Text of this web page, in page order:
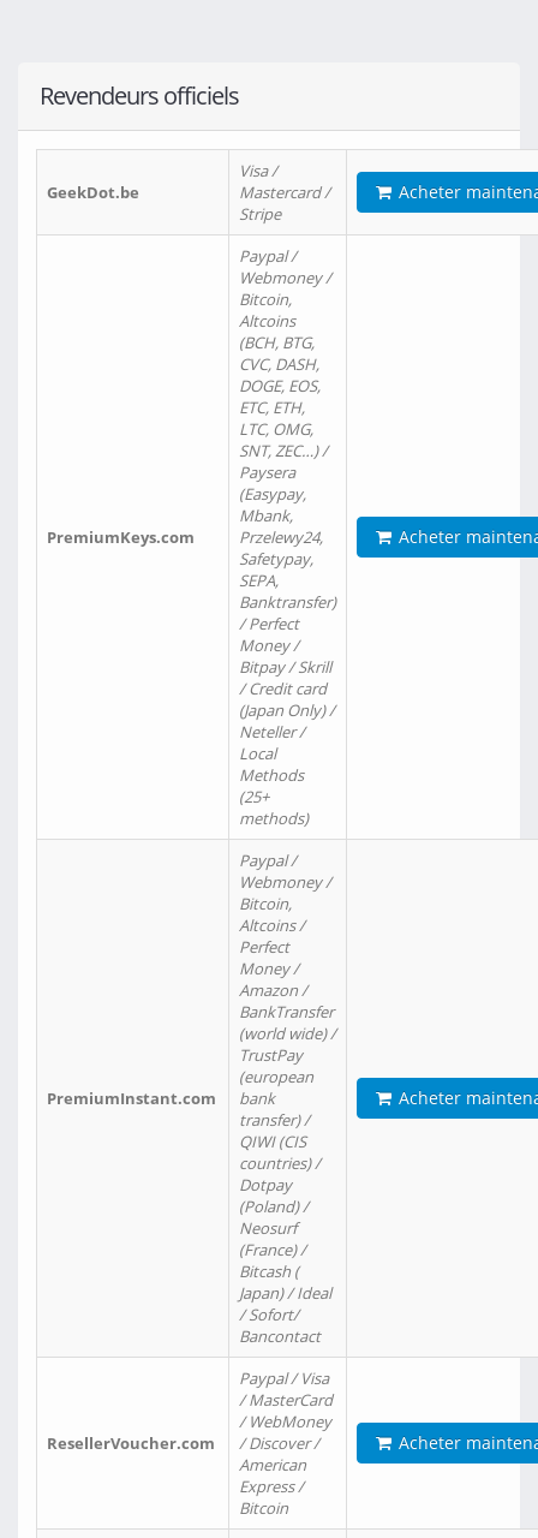
Revendeurs officiels
GeekDot.be
Visa /
Mastercard /
Stripe
Acheter
PremiumKeys.com
Paypal /
Webmoney /
Bitcoin,
Altcoins
(BCH, BTG,
CVC, DASH,
DOGE, EOS,
ETC, ETH,
LTC, OMG,
SNT, ZEC…) /
Paysera
(Easypay,
Mbank,
Przelewy24,
Safetypay,
SEPA,
Banktransfer)
/ Perfect
Money /
Bitpay / Skrill
/ Credit card
(Japan Only) /
Neteller /
Local
Methods
(25+
methods)
Acheter
PremiumInstant.com
Paypal /
Webmoney /
Bitcoin,
Altcoins /
Perfect
Money /
Amazon /
BankTransfer
(world wide) /
TrustPay
(european
bank
transfer) /
QIWI (CIS
countries) /
Dotpay
(Poland) /
Neosurf
(France) /
Bitcash (
Japan) / Ideal
/ Sofort/
Bancontact
Acheter
ResellerVoucher.com
Paypal / Visa
/ MasterCard
/ WebMoney
/ Discover /
American
Express /
Bitcoin
Acheter